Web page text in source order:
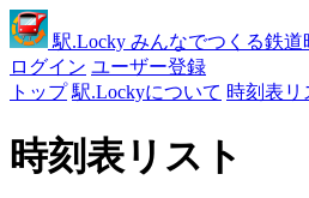
駅.Locky みんなでつくる鉄道
ログイン ユーザー登録
トップ 駅.Lockyについて 時刻表リ
時刻表リスト